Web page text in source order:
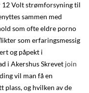
12 Volt strømforsyning til
sammen med
som ofte eldre porno
som erfaringsmessig
og påpekt i
i Akershus Skrevet join
vil man få en
plass, og hvilken av de